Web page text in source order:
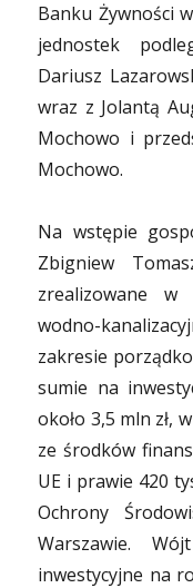
Banku Żywności
jednostek
Dariusz
wraz z Jolantą
Mochowo i
Mochowo.
Na wstępie
Zbigniew
zrealizowane w
wodno-
zakresie
sumie na
około 3,5 mln zł,
ze środków
UE i prawie 420
Ochrony
Warszawie.
inwestycyjne na